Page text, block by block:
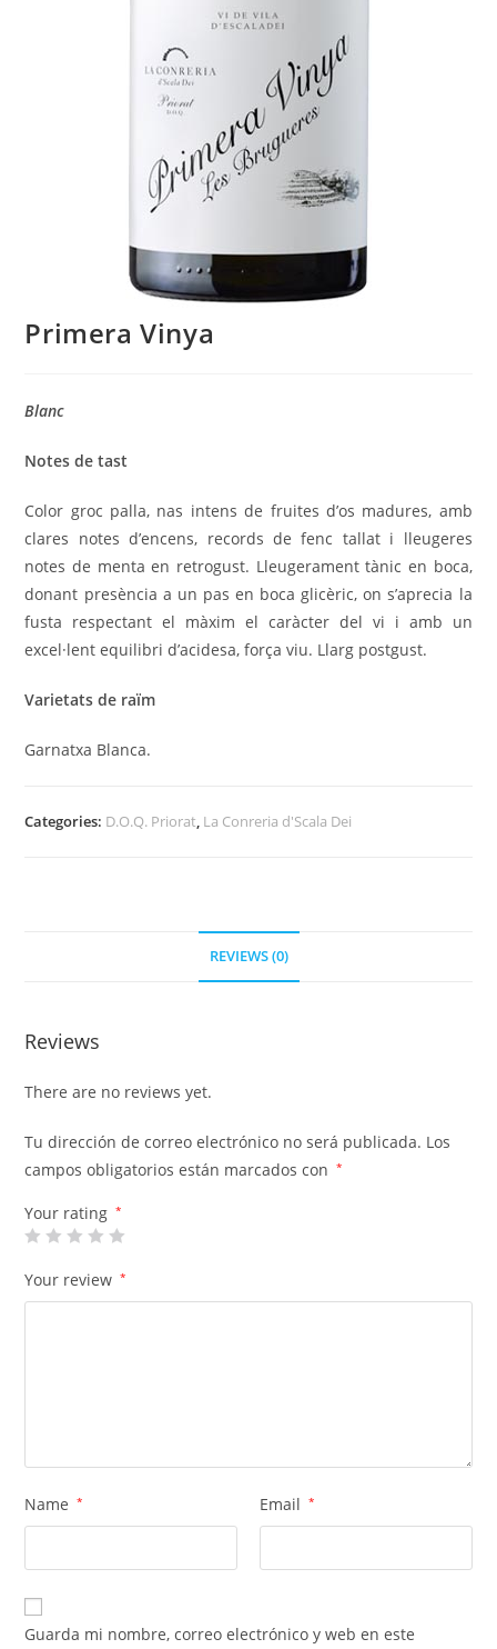
Primera Vinya
Blanc
Notes de tast
Color groc palla, nas intens de fruites d’os madures, amb
clares notes d’encens, records de fenc tallat i lleugeres
notes de menta en retrogust. Lleugerament tànic en boca,
donant presència a un pas en boca glicèric, on s’aprecia la
fusta respectant el màxim el caràcter del vi i amb un
excel·lent equilibri d’acidesa, força viu. Llarg postgust.
Varietats de raïm
Garnatxa Blanca.
Categories: D.O.Q. Priorat, La Conreria d'Scala Dei
REVIEWS (0)
Reviews
There are no reviews yet.
Tu dirección de correo electrónico no será publicada. Los
campos obligatorios están marcados con
*
Your rating *
Your review *
Name * Email *
Guarda mi nombre, correo electrónico y web en este